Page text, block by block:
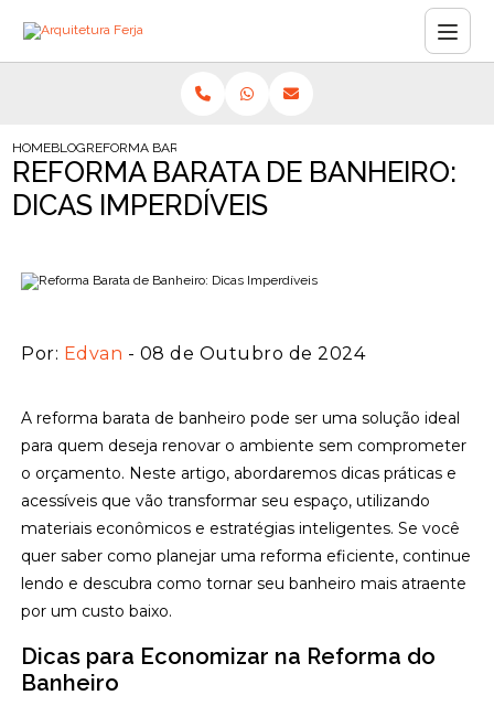
HOMEBLOGREFORMA BARATA DE BANHEIRO: DICAS IMPERDÍVEIS
REFORMA BARATA DE BANHEIRO:
DICAS IMPERDÍVEIS
Por: Edvan - 08 de Outubro de 2024
A reforma barata de banheiro pode ser uma solução ideal
para quem deseja renovar o ambiente sem comprometer
o orçamento. Neste artigo, abordaremos dicas práticas e
acessíveis que vão transformar seu espaço, utilizando
materiais econômicos e estratégias inteligentes. Se você
quer saber como planejar uma reforma eficiente, continue
lendo e descubra como tornar seu banheiro mais atraente
por um custo baixo.
Dicas para Economizar na Reforma do
Banheiro